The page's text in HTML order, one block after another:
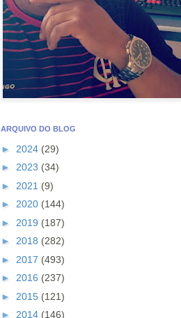
ARQUIVO DO BLOG
► 2024 (29)
► 2023 (34)
► 2021 (9)
► 2020 (144)
► 2019 (187)
► 2018 (282)
► 2017 (493)
► 2016 (237)
► 2015 (121)
► 2014 (146)